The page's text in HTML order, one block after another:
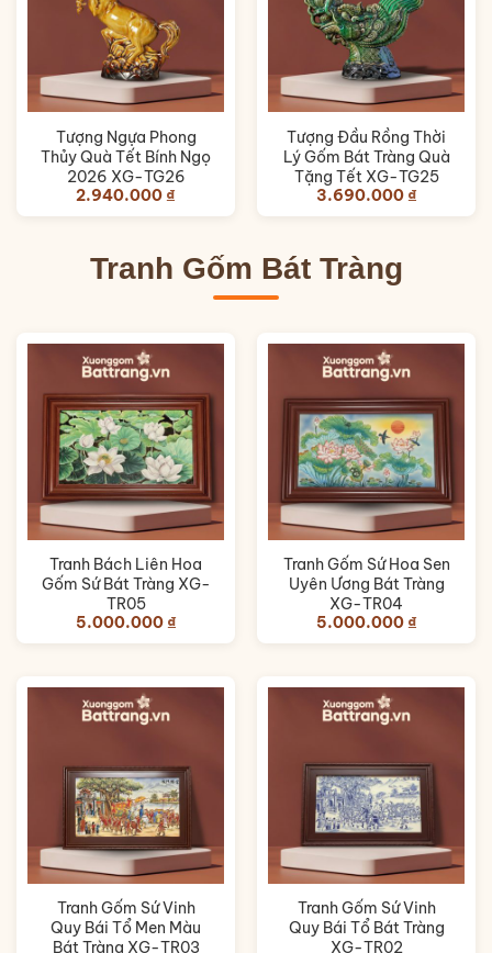
Tượng Ngựa Phong
Thủy Quà Tết Bính Ngọ
2026 XG-TG26
2.940.000₫
Tượng Đầu Rồng Thời
Lý Gốm Bát Tràng Quà
Tặng Tết XG-TG25
3.690.000₫
Tranh Gốm Bát Tràng
Tranh Bách Liên Hoa
Gốm Sứ Bát Tràng XG-
TR05
5.000.000₫
Tranh Gốm Sứ Hoa Sen
Uyên Ương Bát Tràng
XG-TR04
5.000.000₫
Tranh Gốm Sứ Vinh
Quy Bái Tổ Men Màu
Bát Tràng XG-TR03
Tranh Gốm Sứ Vinh
Quy Bái Tổ Bát Tràng
XG-TR02